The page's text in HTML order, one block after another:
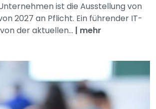
ist die Ausstellung von
2027 an Pflicht. Ein führender IT-
der aktuellen... | mehr